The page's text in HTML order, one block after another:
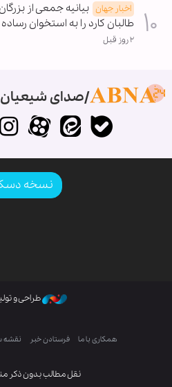
اخبار جهان بیانیه جمعی از
طالبان کارد را به استخوان
۲ روز قبل
صدای شیعیان
نسخه
نقل مطالب بدون ذکر
طراحی و
همکاری با ما فرستادن خبر نقشه